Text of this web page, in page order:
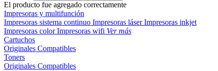
El producto fue agregado correctamente
Impresoras y multifunción
Impresoras sistema continuo Impresoras láserImpresoras inkjet
Impresoras colorImpresoras wifi Ver más
Cartuchos
Originales Compatibles
Toners
Originales Compatibles